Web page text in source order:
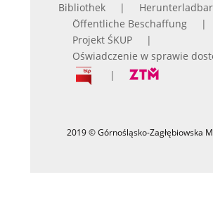
Bibliothek
Herunterladbar
Öffentliche Beschaffung
Projekt ŚKUP
Oświadczenie w sprawie
2019 © Górnośląsko-Zagłębiowska